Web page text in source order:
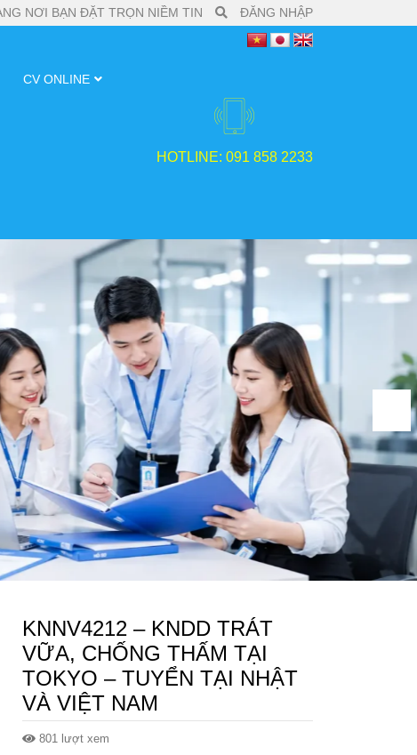
NƠI BẠN ĐẶT TRỌN NIỀM TIN ĐĂNG NHẬP
CV ONLINE
HOTLINE: 091 858 2233
KNNV4212 – KNDD TRÁT
VỮA, CHỐNG THẤM TẠI
TOKYO – TUYỂN TẠI NHẬT
VÀ VIỆT NAM
801 lượt xem